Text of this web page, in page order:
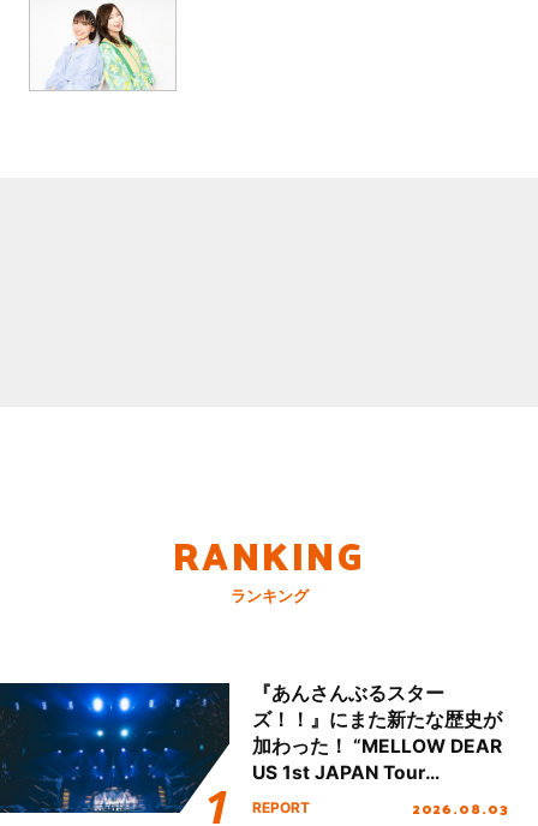
RANKING
ランキング
『あんさんぶるスター
ズ！！』にまた新たな歴史が
加わった！ “MELLOW DEAR
US 1st JAPAN Tour
Final「NICE to meet YOU
REPORT 2026.08.03